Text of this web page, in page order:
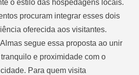
o estilo das hospedagens locais.
procuram integrar esses dois
oferecida aos visitantes.
segue essa proposta ao unir
e proximidade com o
Para quem visita